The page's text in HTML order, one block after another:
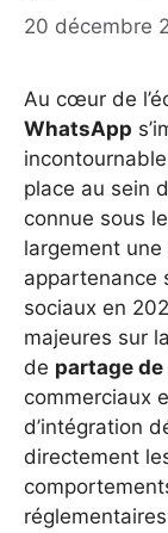
20 décembre
Au cœur de
WhatsApp
place au sein
connue sous
largement
appartenance
sociaux en
majeures sur la
de partage
commerciaux
d’intégration
directement